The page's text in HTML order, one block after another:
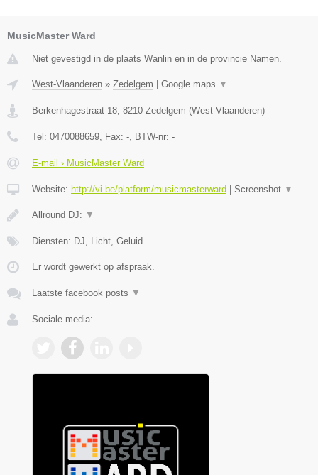
MusicMaster Ward
Niet gevestigd in de plaats Wanlin en in de provincie Namen.
West-Vlaanderen » Zedelgem Google maps ▼
Berkenhagestraat 18, 8210 Zedelgem (West-Vlaanderen)
Tel: 0470088659, Fax: -, BTW-nr: -
E-mail › MusicMaster Ward
Website: http://vi.be/platform/musicmasterward Screenshot ▼
Allround DJ: ▼
Diensten: DJ, Licht, Geluid
Er wordt gewerkt op afspraak.
Laatste facebook posts ▼
Sociale media: